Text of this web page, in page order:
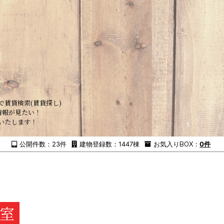
賃貸検索(賃貸探し)
が見たい！
します！
お気入りBOX ：0件
建物登録数：1447棟
公開件数：23件